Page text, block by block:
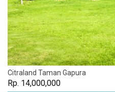
Citraland Taman Gapura
Rp. 14,000,000